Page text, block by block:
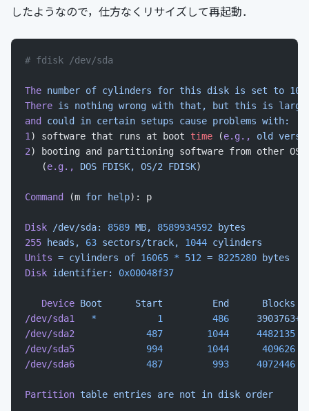
したようなので，仕方なくリサイズして再起動．
# fdisk /dev/sda
The number of cylinders for this disk is set to
There is nothing wrong with that, but this is
and
could in certain setups cause problems with:
1) software that runs at boot time (e.g., old
2) booting and partitioning software from other OSs
   (
e.g., DOS FDISK, OS/2 FDISK)
Command (m for help): p
Disk /dev/sda: 8589 MB, 8589934592 bytes
255 heads, 63 sectors/track, 1044 cylinders
Units = cylinders of 16065 * 512 = 8225280 bytes
Disk identifier: 0x00048f37
   Device
Boot
      Start
         End
      Blocks
/dev/sda1
   *
           1
         486
     3903763+
/dev/sda2
             487
        1044
     4482135
/dev/sda5
             994
        1044
      409626
/dev/sda6
             487
         993
     4072446
Partition table entries are not in disk order